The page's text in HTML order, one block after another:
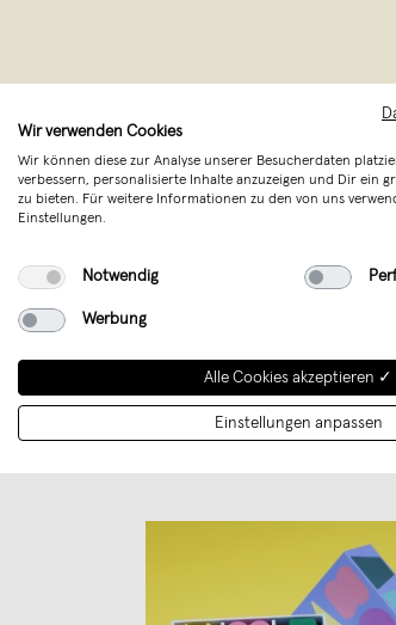
Wir verwenden Cookies
Wir können diese zur Analyse unserer Besucherdaten
verbessern, personalisierte Inhalte anzuzeigen und Dir ein
zu bieten. Für weitere Informationen zu den von uns
Einstellungen.
Notwendig
Werbung
Alle Cookies akzeptieren ✓
Einstellungen anpassen